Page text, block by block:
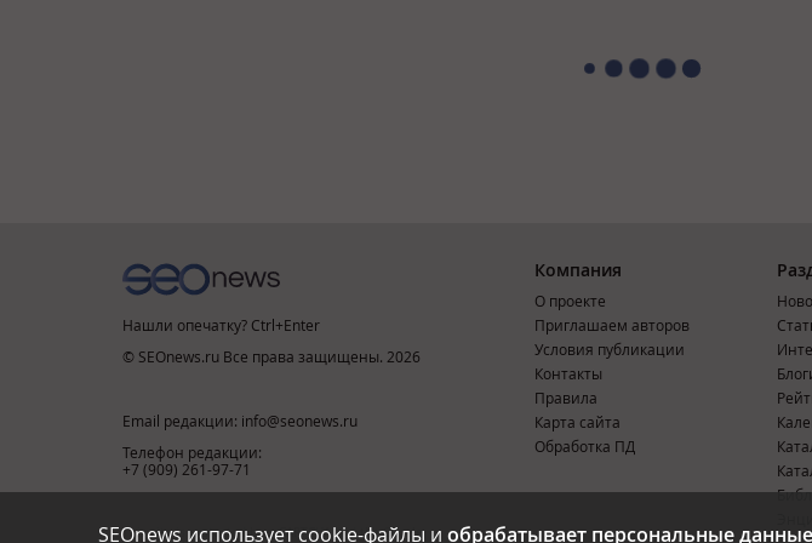
SEOnews использует cookie-файлы и обрабатывает персональные данные
Нашли опечатку? Ctrl+Enter
© SEOnews.ru Все права защищены. 2026
Email редакции: info@seonews.ru
Телефон редакции:
+7 (909) 261-97-71
This site is protected by reCAPTCHA and the Google
Компания
О проекте
Приглашаем авторов
Условия публикации
Контакты
Правила
Карта сайта
Обработка ПД